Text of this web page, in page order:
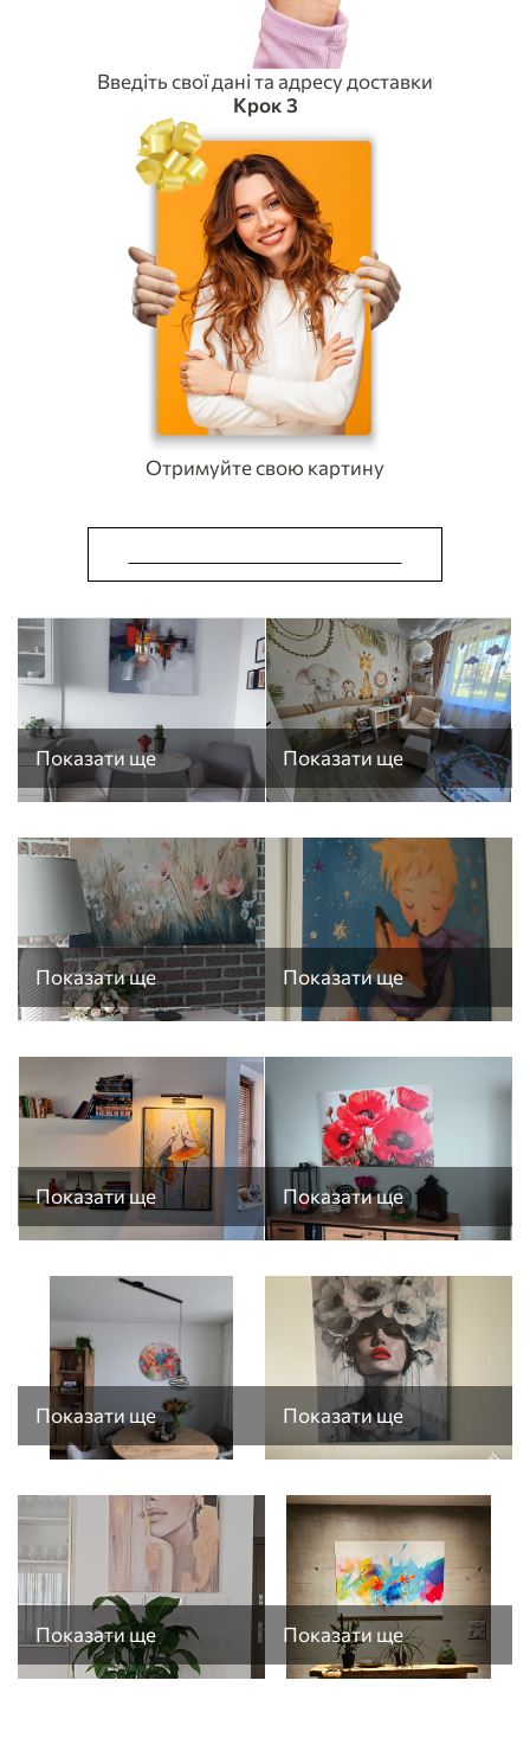
Введіть свої дані та адресу доставки
Крок 3
Отримуйте свою картину
Показати ще Показати ще
Показати ще Показати ще
Показати ще Показати ще
Показати ще Показати ще
Показати ще Показати ще